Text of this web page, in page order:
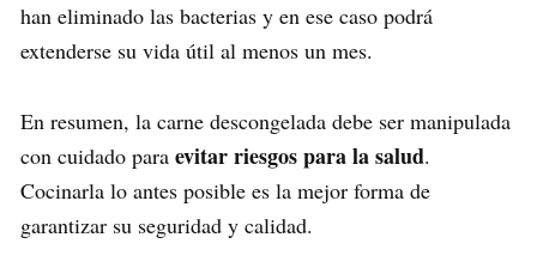
han eliminado las bacterias y en ese caso podrá
extenderse su vida útil al menos un mes.
En resumen, la carne descongelada debe ser manipulada
con cuidado para evitar riesgos para la salud.
Cocinarla lo antes posible es la mejor forma de
garantizar su seguridad y calidad.